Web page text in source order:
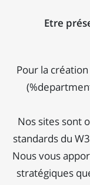
Etre
Pour la
Nos sites sont
standards du
Nous vous
stratégiques